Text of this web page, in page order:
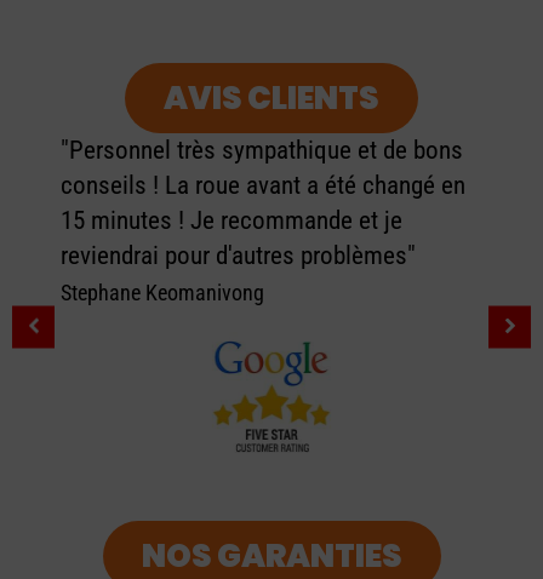
AVIS CLIENTS
"Personnel très sympathique et de bons
conseils ! La roue avant a été changé en
15 minutes ! Je recommande et je
reviendrai pour d'autres problèmes"
Stephane Keomanivong
NOS GARANTIES